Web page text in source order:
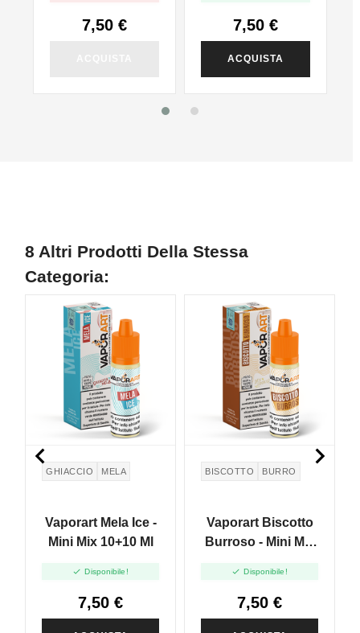
7,50 € 7,50 €
ACQUISTA
8 Altri Prodotti Della Stessa
Categoria:
GHIACCIO MELA
Vaporart Mela Ice -
Mini Mix 10+10 Ml
 Disponibile!
7,50 €
BISCOTTO BURRO
Vaporart Biscotto
Burroso - Mini Mix
 Disponibile!
7,50 €
 